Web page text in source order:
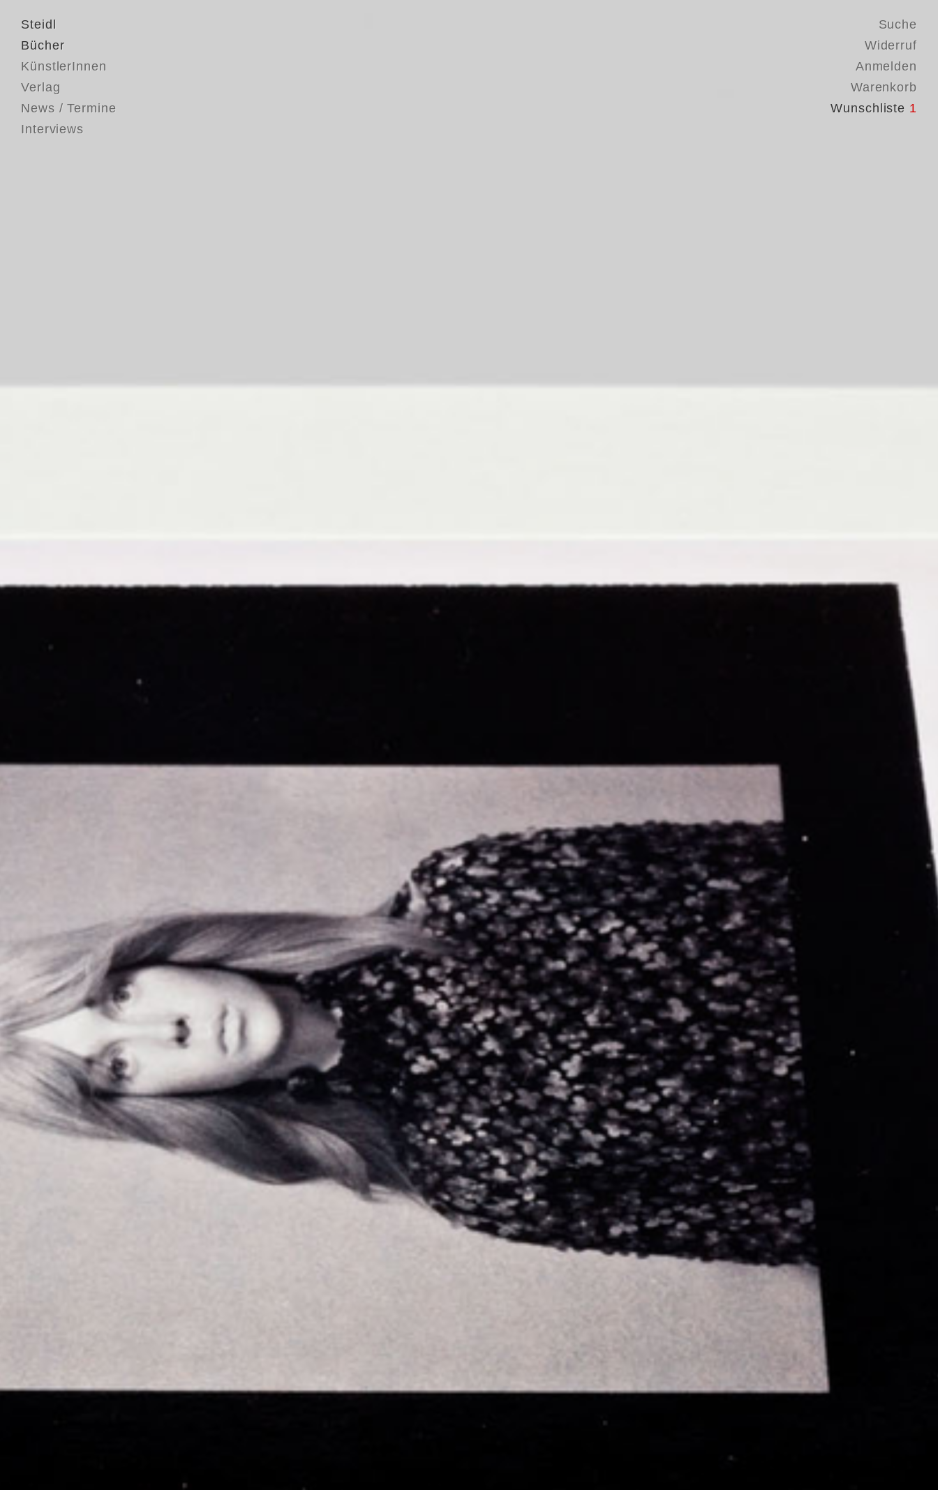
Steidl
Bücher
KünstlerInnen
Verlag
News / Termine
Interviews
Suche
Widerruf
Anmelden
Warenkorb
Wunschliste 1